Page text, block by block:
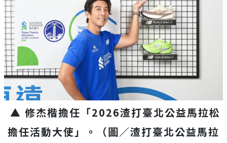
▲ 修杰楷擔任「2026渣打臺北公益馬拉松
擔任活動大使」。（圖／渣打臺北公益馬拉